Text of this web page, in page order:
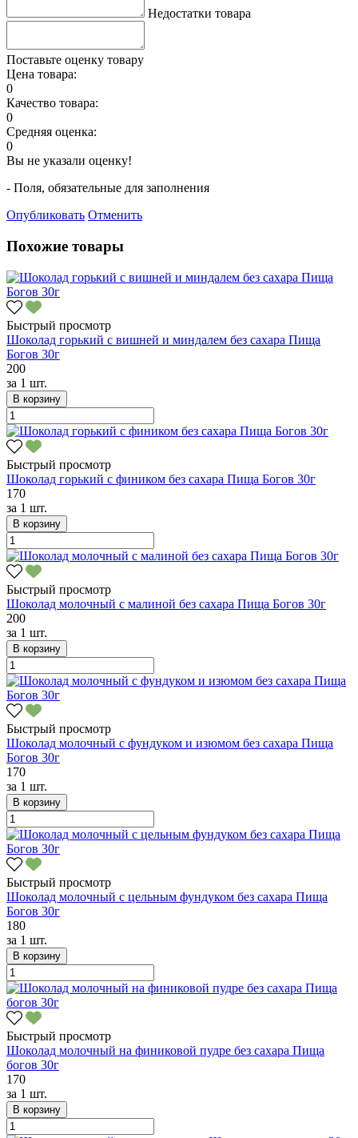
Недостатки товара
Поставьте оценку товару
Цена товара:
0
Качество товара:
0
Средняя оценка:
0
Вы не указали оценку!
- Поля, обязательные для заполнения
Опубликовать Отменить
Похожие товары
Быстрый просмотр
Шоколад горький с вишней и миндалем без сахара Пища
Богов 30г
200
за 1 шт.
В корзину
Быстрый просмотр
Шоколад горький с фиником без сахара Пища Богов 30г
170
за 1 шт.
В корзину
Быстрый просмотр
Шоколад молочный с малиной без сахара Пища Богов 30г
200
за 1 шт.
В корзину
Быстрый просмотр
Шоколад молочный с фундуком и изюмом без сахара Пища
Богов 30г
170
за 1 шт.
В корзину
Быстрый просмотр
Шоколад молочный с цельным фундуком без сахара Пища
Богов 30г
180
за 1 шт.
В корзину
Быстрый просмотр
Шоколад молочный на финиковой пудре без сахара Пища
богов 30г
170
за 1 шт.
В корзину